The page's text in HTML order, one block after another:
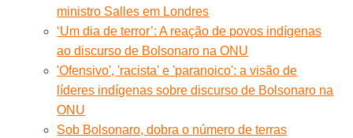
ministro Salles em Londres
‘Um dia de terror’: A reação de povos indígenas
ao discurso de Bolsonaro na ONU
'Ofensivo', 'racista' e 'paranoico': a visão de
líderes indígenas sobre discurso de Bolsonaro na
ONU
Sob Bolsonaro, dobra o número de terras